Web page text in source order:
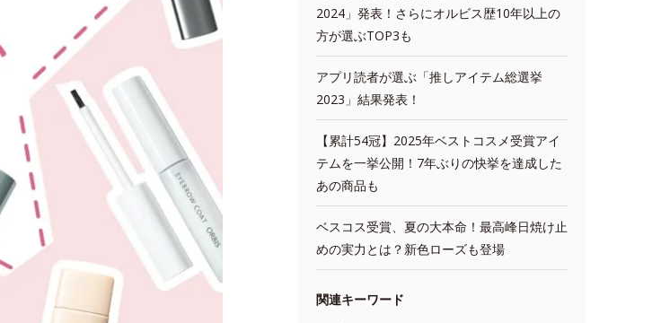
2024」発表！さらにオルビス歴10年以上の
方が選ぶTOP3も
アプリ読者が選ぶ「推しアイテム総選挙
2023」結果発表！
【累計54冠】2025年ベストコスメ受賞アイ
テムを一挙公開！7年ぶりの快挙を達成した
あの商品も
ベスコス受賞、夏の大本命！最高峰日焼け止
めの実力とは？新色ローズも登場
関連キーワード